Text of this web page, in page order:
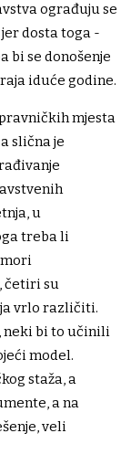
ograđuju se
dosta toga -
bi se donošenje
iduće godine.
mjesta
slična je
u
treba li
četiri su
vrlo različiti.
neki bi to učinili
model.
staža, a
a na
veli